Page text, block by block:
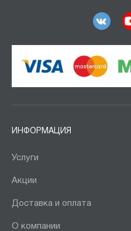
ИНФОРМАЦИЯ
Услуги
Акции
Доставка и оплата
О компании